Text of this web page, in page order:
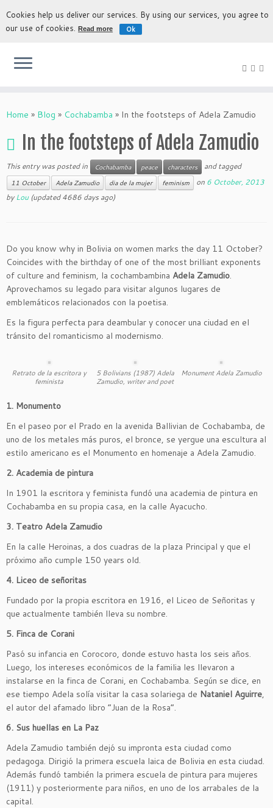
The most authentic experience to discover Bolivia
Home » Blog » Cochabamba » In the footsteps of Adela Zamudio
In the footsteps of Adela Zamudio
This entry was posted in Cochabamba peace characters and tagged
11 October Adela Zamudio dia de la mujer feminism on 6 October, 2013
byLou(updated 4686 days ago)
Do you know why in Bolivia on women marks the day 11 October?
Coincides with the birthday of one of the most brilliant exponents
of culture and feminism, la cochambambina Adela Zamudio.
Aprovechamos su legado para visitar algunos lugares de
emblemáticos relacionados con la poetisa.
Es la figura perfecta para deambular y conocer una ciudad en el
tránsito del romanticismo al modernismo.
Retrato de la escritora y
feminista
5 Bolivians (1987) Adela
Zamudio, writer and poet
Monument Adela Zamudio
1. Monumento
En el paseo por el Prado en la avenida Ballivian de Cochabamba, de
uno de los metales más puros, el bronce, se yergue una escultura al
estilo americano es el Monumento en homenaje a Adela Zamudio.
2. Academia de pintura
In 1901 la escritora y feminista fundó una academia de pintura en
Cochabamba en su propia casa, en la calle Ayacucho.
3. Teatro Adela Zamudio
En la calle Heroinas, a dos cuadras de la plaza Principal y que el
próximo año cumple 150 years old.
4. Liceo de señoritas
Fundado por la propia escritora en 1916, el Liceo de Señoritas y
que actualmente también lleva su nombre.
5. Finca de Corani
Pasó su infancia en Corocoro, donde estuvo hasta los seis años.
Luego, los intereses económicos de la familia les llevaron a
instalarse en la finca de Corani, en Cochabamba. Según se dice, en
ese tiempo Adela solía visitar la casa solariega de Nataniel Aguirre,
el autor del afamado libro “Juan de la Rosa”.
6. Sus huellas en La Paz
Adela Zamudio también dejó su impronta esta ciudad como
pedagoga. Dirigió la primera escuela laica de Bolivia en esta ciudad.
Además fundó también la primera escuela de pintura para mujeres
(1911) y posteriormente para niños, en uno de los arrabales de la
capital.
Cookies help us deliver our services. By using our services, you agree to
our use of cookies.Read more Ok